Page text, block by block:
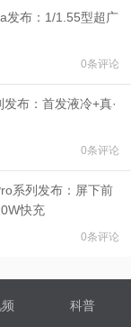
发布：1/1.55型超广
0条评论
布：首发液冷+真·
0条评论
系列发布：屏下前
快充
0条评论
科普